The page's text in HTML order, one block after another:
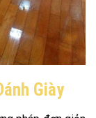
Giày